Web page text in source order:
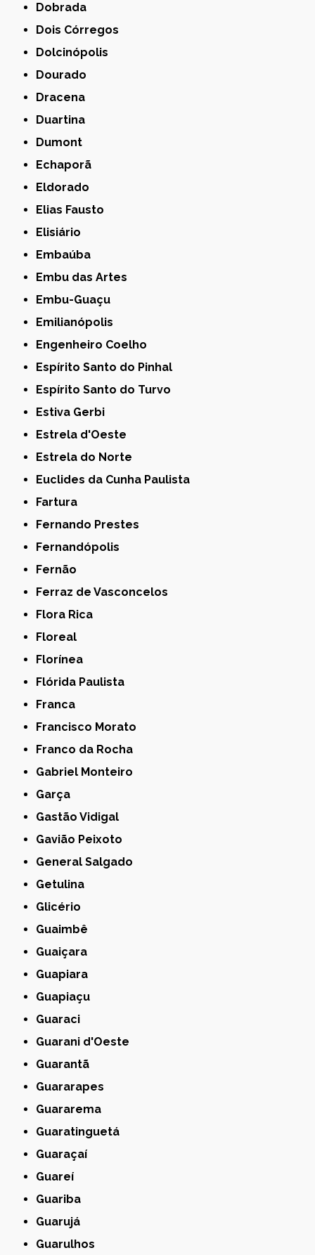
Dobrada
Dois Córregos
Dolcinópolis
Dourado
Dracena
Duartina
Dumont
Echaporã
Eldorado
Elias Fausto
Elisiário
Embaúba
Embu das Artes
Embu-Guaçu
Emilianópolis
Engenheiro Coelho
Espírito Santo do Pinhal
Espírito Santo do Turvo
Estiva Gerbi
Estrela d'Oeste
Estrela do Norte
Euclides da Cunha Paulista
Fartura
Fernando Prestes
Fernandópolis
Fernão
Ferraz de Vasconcelos
Flora Rica
Floreal
Florínea
Flórida Paulista
Franca
Francisco Morato
Franco da Rocha
Gabriel Monteiro
Garça
Gastão Vidigal
Gavião Peixoto
General Salgado
Getulina
Glicério
Guaimbê
Guaiçara
Guapiara
Guapiaçu
Guaraci
Guarani d'Oeste
Guarantã
Guararapes
Guararema
Guaratinguetá
Guaraçaí
Guareí
Guariba
Guarujá
Guarulhos